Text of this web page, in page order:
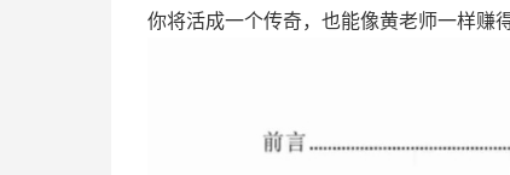
你将‬活成一个传奇，也能像黄老师一样赚